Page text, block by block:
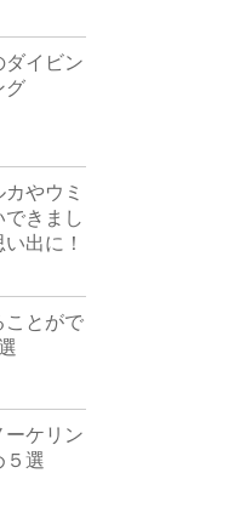
ダイビン
グ
やウミ
できまし
出に！
ことがで
ーケリン
５選